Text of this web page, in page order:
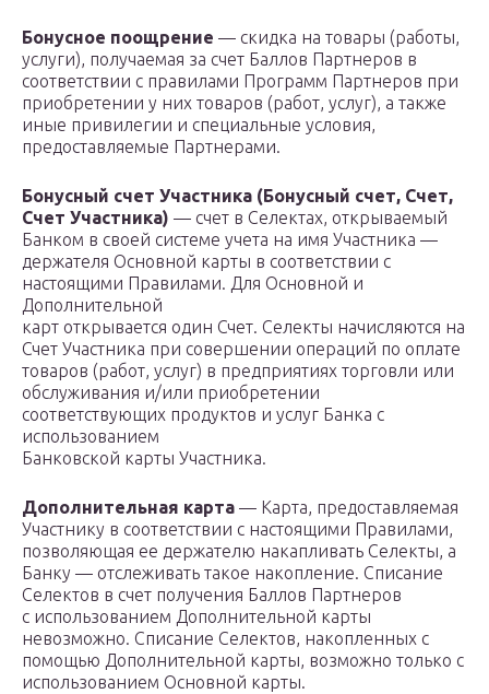
Бонусное поощрение — скидка на товары (работы,
услуги), получаемая за счет Баллов Партнеров в
соответствии с правилами Программ Партнеров при
приобретении у них товаров (работ, услуг), а также
иные привилегии и специальные условия,
предоставляемые Партнерами.
Бонусный счет Участника (Бонусный счет, Счет,
Счет Участника) — счет в Селектах, открываемый
Банком в своей системе учета на имя Участника —
держателя Основной карты в соответствии с
настоящими Правилами. Для Основной и
Дополнительной
карт открывается один Счет. Селекты начисляются на
Счет Участника при совершении операций по оплате
товаров (работ, услуг) в предприятиях торговли или
обслуживания и/или приобретении
соответствующих продуктов и услуг Банка с
использованием
Банковской карты Участника.
Дополнительная карта — Карта, предоставляемая
Участнику в соответствии с настоящими Правилами,
позволяющая ее держателю накапливать Селекты, а
Банку — отслеживать такое накопление. Списание
Селектов в счет получения Баллов Партнеров
с использованием Дополнительной карты
невозможно. Списание Селектов, накопленных с
помощью Дополнительной карты, возможно только с
использованием Основной карты.